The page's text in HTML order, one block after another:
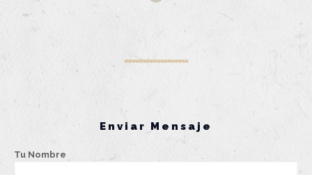
Enviar Mensaje
Tu Nombre